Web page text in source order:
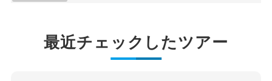
最近チェックしたツアー